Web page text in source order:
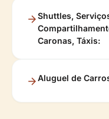
Shuttles,
Caronas, Táxis:
Aluguel de